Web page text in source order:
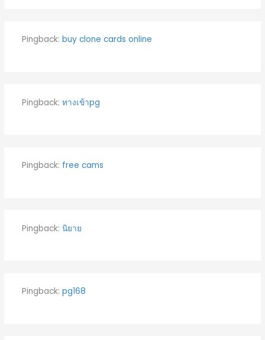
Pingback: buy clone cards online
Pingback: ทางเข้าpg
Pingback: free cams
Pingback: นิยาย
Pingback: pg168